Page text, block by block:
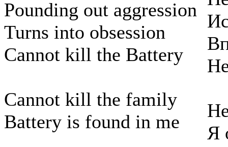
Pounding out aggression
Turns into obsession
Cannot kill the Battery
Cannot kill the family
Battery is found in me
Я